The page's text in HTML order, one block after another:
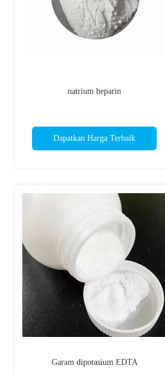
natrium heparin
Dapatkan Harga Terbaik
Garam dipotasium EDTA